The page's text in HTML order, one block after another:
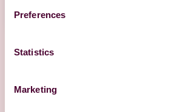
Preferences
Statistics
Marketing